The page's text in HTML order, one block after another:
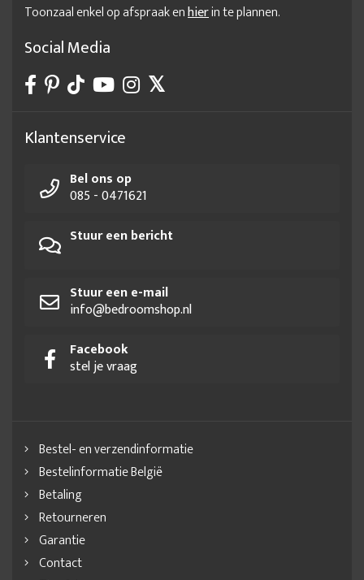
Toonzaal enkel op afspraak enhierin te plannen.
Social Media
Klantenservice
Bel ons op
085 - 0471621
Stuur een bericht
Stuur een e-mail
info@bedroomshop.nl
Facebook
stel je vraag
Bestel- en verzendinformatie
Bestelinformatie België
Betaling
Retourneren
Garantie
Contact